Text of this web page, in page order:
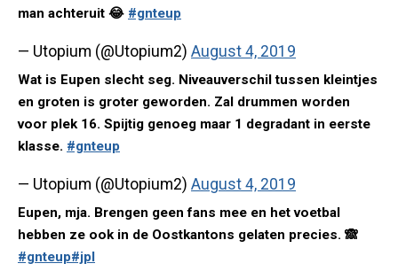
man achteruit 😂 #gnteup
— Utopium (@Utopium2) August 4, 2019
Wat is Eupen slecht seg. Niveauverschil tussen kleintjes
en groten is groter geworden. Zal drummen worden
voor plek 16. Spijtig genoeg maar 1 degradant in eerste
klasse. #gnteup
— Utopium (@Utopium2) August 4, 2019
Eupen, mja. Brengen geen fans mee en het voetbal
hebben ze ook in de Oostkantons gelaten precies. 🙈
#gnteup#jpl